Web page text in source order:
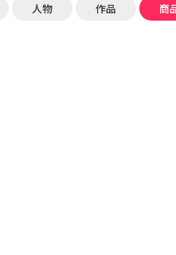
人物 作品 商